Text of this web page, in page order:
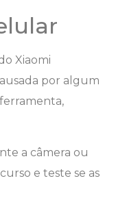
Xiaomi
por algum
a câmera ou
e teste se as